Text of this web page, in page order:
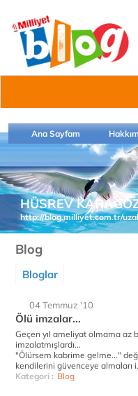
Ana Sayfam
HÜSREV
http://blog.milliyet.com.tr/
Blog
Bloglar
04 Temmuz '10
Ölü imzalar...
Geçen yıl ameliyat olmama az
imzalatmışlardı...
"Ölürsem kabrime gelme..."
kendilerini güvenceye almaları
Kategori : Blog